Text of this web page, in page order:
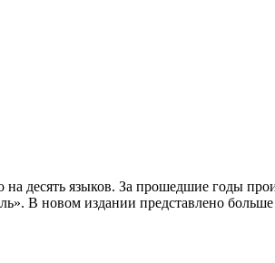
десять языков. За прошедшие годы
В новом издании представлено